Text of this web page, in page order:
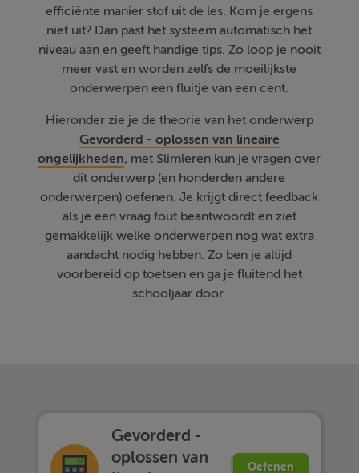
efficiënte manier stof uit de les. Kom je ergens
niet uit? Dan past het systeem automatisch het
niveau aan en geeft handige tips. Zo loop je nooit
meer vast en worden zelfs de moeilijkste
onderwerpen een fluitje van een cent.
Hieronder zie je de theorie van het onderwerp
Gevorderd - oplossen van lineaire
ongelijkheden, met Slimleren kun je vragen over
dit onderwerp (en honderden andere
onderwerpen) oefenen. Je krijgt direct feedback
als je een vraag fout beantwoordt en ziet
gemakkelijk welke onderwerpen nog wat extra
aandacht nodig hebben. Zo ben je altijd
voorbereid op toetsen en ga je fluitend het
schooljaar door.
Gevorderd -
oplossen van
Oefenen